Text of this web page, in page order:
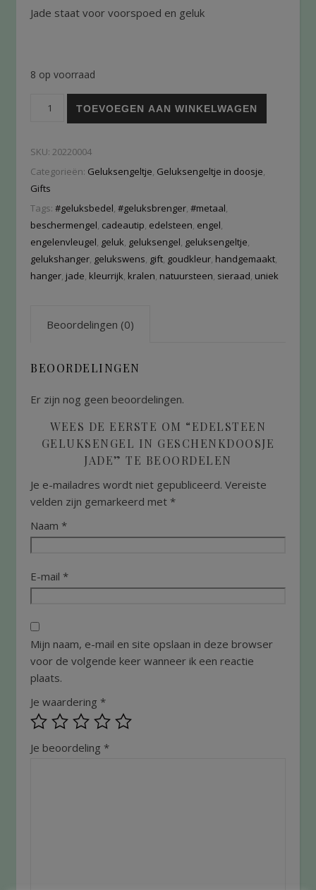
Jade staat voor voorspoed en geluk
8 op voorraad
TOEVOEGEN AAN WINKELWAGEN
SKU: 20220004
Categorieën: Geluksengeltje, Geluksengeltje in doosje,
Gifts
Tags: #geluksbedel, #geluksbrenger, #metaal,
beschermengel, cadeautip, edelsteen, engel,
engelenvleugel, geluk, geluksengel, geluksengeltje,
gelukshanger, gelukswens, gift, goudkleur, handgemaakt,
hanger, jade, kleurrijk, kralen, natuursteen, sieraad, uniek
Beoordelingen (0)
BEOORDELINGEN
Er zijn nog geen beoordelingen.
WEES DE EERSTE OM “EDELSTEEN
GELUKSENGEL IN GESCHENKDOOSJE
JADE” TE BEOORDELEN
Je e-mailadres wordt niet gepubliceerd. Vereiste
velden zijn gemarkeerd met *
Naam *
E-mail *
Mijn naam, e-mail en site opslaan in deze browser
voor de volgende keer wanneer ik een reactie
plaats.
Je waardering *
Je beoordeling *